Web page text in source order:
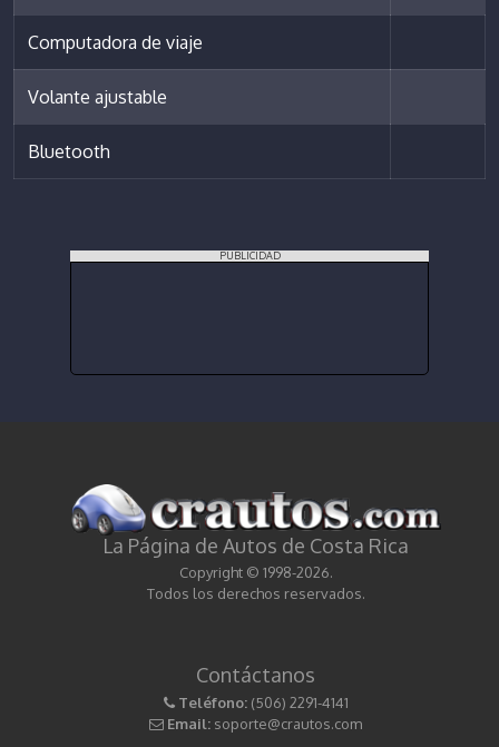
Computadora de viaje
Volante ajustable
Bluetooth
PUBLICIDAD
La Página de Autos de Costa Rica
Copyright © 1998-2026.
Todos los derechos reservados.
Contáctanos
Teléfono: (506) 2291-4141
Email: soporte@crautos.com